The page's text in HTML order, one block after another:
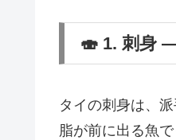
🍣 1. 刺身
タイの刺身は、派
脂が前に出る魚で